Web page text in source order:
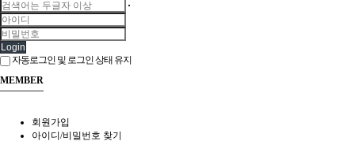
Login
자동로그인 및 로그인 상태 유지
MEMBER
회원가입
아이디/비밀번호 찾기